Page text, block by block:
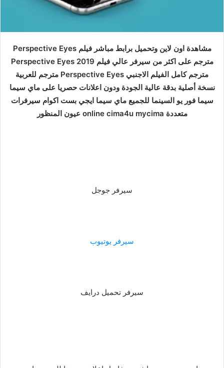
مشاهدة اون لاين وتحميل برابط مباشر فيلم Perspective Eyes
مترجم على اكثر من سيرفر عالي فيلم Perspective Eyes 2019
مترجم كامل الفيلم الاجنبي Perspective Eyes مترجم للعربية
نسخة أصلية بدقة عالية الجودة ودون اعلانات حصريا على ماي سيما
سيما فور يو السينما للجميع ماي سيما ايجي بست اكوام سيرفرات
متعددة online cima4u mycima عيون المنظور
سيرفر جوجل
سيرفر يوتيوب
سيرفر تحميل درايف